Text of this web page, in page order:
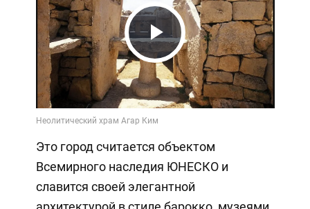
Play
Video
Это город считается объектом
Всемирного наследия ЮНЕСКО и
славится своей элегантной